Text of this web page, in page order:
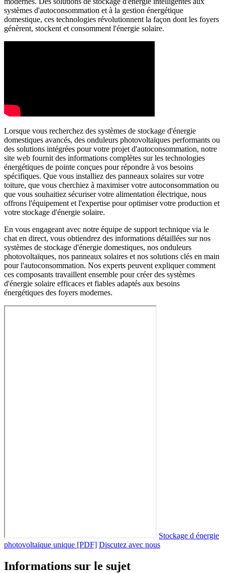
systèmes d'autoconsommation et à la gestion énergétique
domestique, ces technologies révolutionnent la façon dont les foyers
génèrent, stockent et consomment l'énergie solaire.
Lorsque vous recherchez des systèmes de stockage d'énergie
domestiques avancés, des onduleurs photovoltaïques performants ou
des solutions intégrées pour votre projet d'autoconsommation, notre
site web fournit des informations complètes sur les technologies
énergétiques de pointe conçues pour répondre à vos besoins
spécifiques. Que vous installiez des panneaux solaires sur votre
toiture, que vous cherchiez à maximiser votre autoconsommation ou
que vous souhaitiez sécuriser votre alimentation électrique, nous
offrons l'équipement et l'expertise pour optimiser votre production et
votre stockage d'énergie solaire.
En vous engageant avec notre équipe de support technique via le
chat en direct, vous obtiendrez des informations détaillées sur nos
systèmes de stockage d'énergie domestiques, nos onduleurs
photovoltaïques, nos panneaux solaires et nos solutions clés en main
pour l'autoconsommation. Nos experts peuvent expliquer comment
ces composants travaillent ensemble pour créer des systèmes
d'énergie solaire efficaces et fiables adaptés aux besoins
énergétiques des foyers modernes.
Stockage d énergie
photovoltaïque unique [PDF] Discutez avec nous
Informations sur le sujet